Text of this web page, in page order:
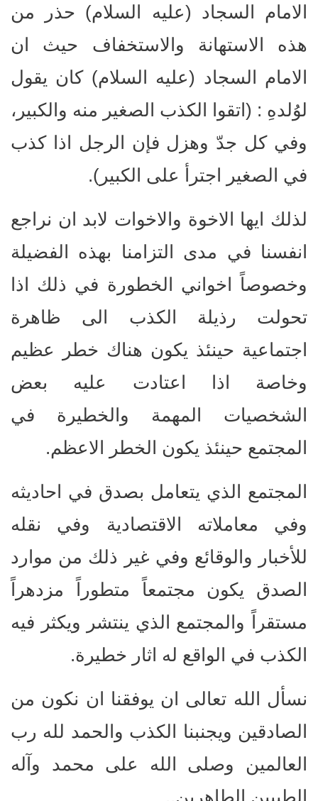
الامام السجاد (عليه السلام) حذر من
هذه الاستهانة والاستخفاف حيث ان
الامام السجاد (عليه السلام) كان يقول
لوُلدهِ : (اتقوا الكذب الصغير منه والكبير،
وفي كل جدّ وهزل فإن الرجل اذا كذب
في الصغير اجترأ على الكبير).
لذلك ايها الاخوة والاخوات لابد ان نراجع
انفسنا في مدى التزامنا بهذه الفضيلة
وخصوصاً اخواني الخطورة في ذلك اذا
تحولت رذيلة الكذب الى ظاهرة
اجتماعية حينئذ يكون هناك خطر عظيم
وخاصة اذا اعتادت عليه بعض
الشخصيات المهمة والخطيرة في
المجتمع حينئذ يكون الخطر الاعظم.
المجتمع الذي يتعامل بصدق في احاديثه
وفي معاملاته الاقتصادية وفي نقله
للأخبار والوقائع وفي غير ذلك من موارد
الصدق يكون مجتمعاً متطوراً مزدهراً
مستقراً والمجتمع الذي ينتشر ويكثر فيه
الكذب في الواقع له اثار خطيرة.
نسأل الله تعالى ان يوفقنا ان نكون من
الصادقين ويجنبنا الكذب والحمد لله رب
العالمين وصلى الله على محمد وآله
الطيبين الطاهرين..